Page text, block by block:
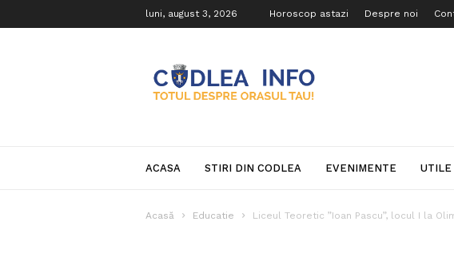
luni, august 3, 2026 Horoscop astazi Despre noi
Info
ACASA STIRI DIN CODLEA EVENIMENTE UTILE
Acasă Educatie Liceul Teoretic ”Ioan Pascu”, locul I la